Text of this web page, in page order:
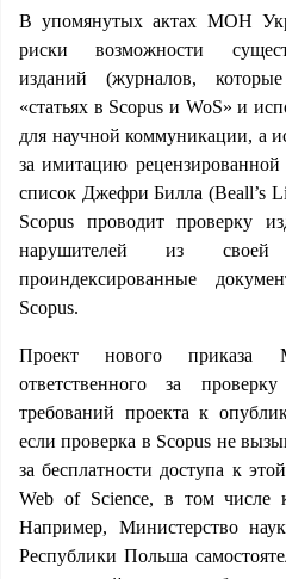
В упомянутых актах МОН
риски возможности
изданий (журналов,
«статьях в Scopus и WoS» и
для научной коммуникации, а
за имитацию
список Джефри Билла (Beall’s
Scopus проводит проверку
нарушителей из
проиндексированные
Scopus.
Проект нового приказа
ответственного за
требований проекта к
если проверка в Scopus не
за бесплатности доступа к
Web of Science, в том числе
Например, Министерство
Республики Польша